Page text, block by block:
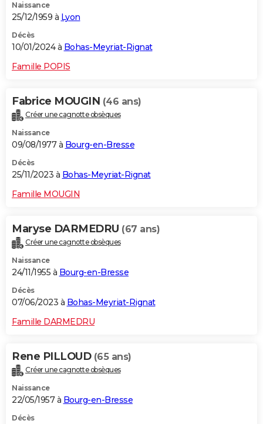
Naissance
25/12/1959 à Lyon
Décès
10/01/2024 à Bohas-Meyriat-Rignat
Famille POPIS
Fabrice MOUGIN (46 ans)
Créer une cagnotte obsèques
Naissance
09/08/1977 à Bourg-en-Bresse
Décès
25/11/2023 à Bohas-Meyriat-Rignat
Famille MOUGIN
Maryse DARMEDRU (67 ans)
Créer une cagnotte obsèques
Naissance
24/11/1955 à Bourg-en-Bresse
Décès
07/06/2023 à Bohas-Meyriat-Rignat
Famille DARMEDRU
Rene PILLOUD (65 ans)
Créer une cagnotte obsèques
Naissance
22/05/1957 à Bourg-en-Bresse
Décès